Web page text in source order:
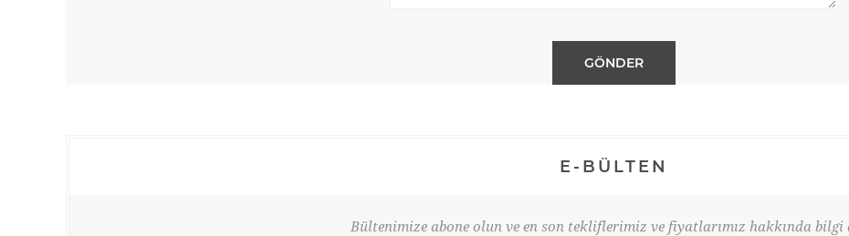
E-BÜLTEN
Bültenimize abone olun ve en son tekliflerimiz ve fiyatlarımız hakkında bilgi